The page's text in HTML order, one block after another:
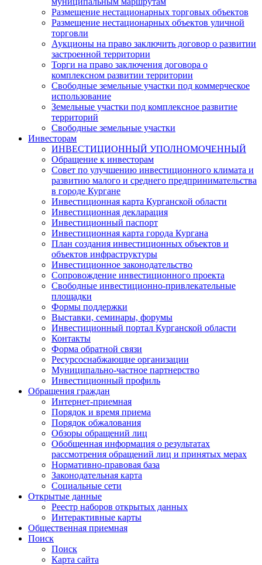
Размещение нестационарных торговых объектов
Размещение нестационарных объектов уличной
торговли
Аукционы на право заключить договор о развитии
застроенной территории
Торги на право заключения договора о
комплексном развитии территории
Свободные земельные участки под коммерческое
использование
Земельные участки под комплексное развитие
территорий
Свободные земельные участки
Инвесторам
ИНВЕСТИЦИОННЫЙ УПОЛНОМОЧЕННЫЙ
Обращение к инвесторам
Совет по улучшению инвестиционного климата и
развитию малого и среднего предпринимательства
в городе Кургане
Инвестиционная карта Курганской области
Инвестиционная декларация
Инвестиционный паспорт
Инвестиционная карта города Кургана
План создания инвестиционных объектов и
объектов инфраструктуры
Инвестиционное законодательство
Сопровождение инвестиционного проекта
Свободные инвестиционно-привлекательные
площадки
Формы поддержки
Выставки, семинары, форумы
Инвестиционный портал Курганской области
Контакты
Форма обратной связи
Ресурсоснабжающие организации
Муниципально-частное партнерство
Инвестиционный профиль
Обращения граждан
Интернет-приемная
Порядок и время приема
Порядок обжалования
Обзоры обращений лиц
Обобщенная информация о результатах
рассмотрения обращений лиц и принятых мерах
Нормативно-правовая база
Законодательная карта
Социальные сети
Открытые данные
Реестр наборов открытых данных
Интерактивные карты
Общественная приемная
Поиск
Поиск
Карта сайта